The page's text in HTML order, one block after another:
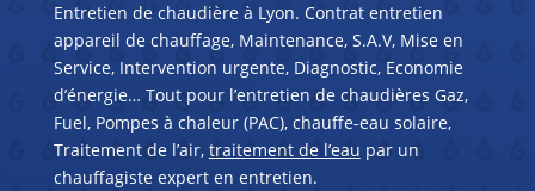
Entretien de chaudière à Lyon. Contrat entretien
appareil de chauffage, Maintenance, S.A.V, Mise en
Service, Intervention urgente, Diagnostic, Economie
d’énergie… Tout pour l’entretien de chaudières Gaz,
Fuel, Pompes à chaleur (PAC), chauffe-eau solaire,
Traitement de l’air, traitement de l’eau par un
chauffagiste expert en entretien.